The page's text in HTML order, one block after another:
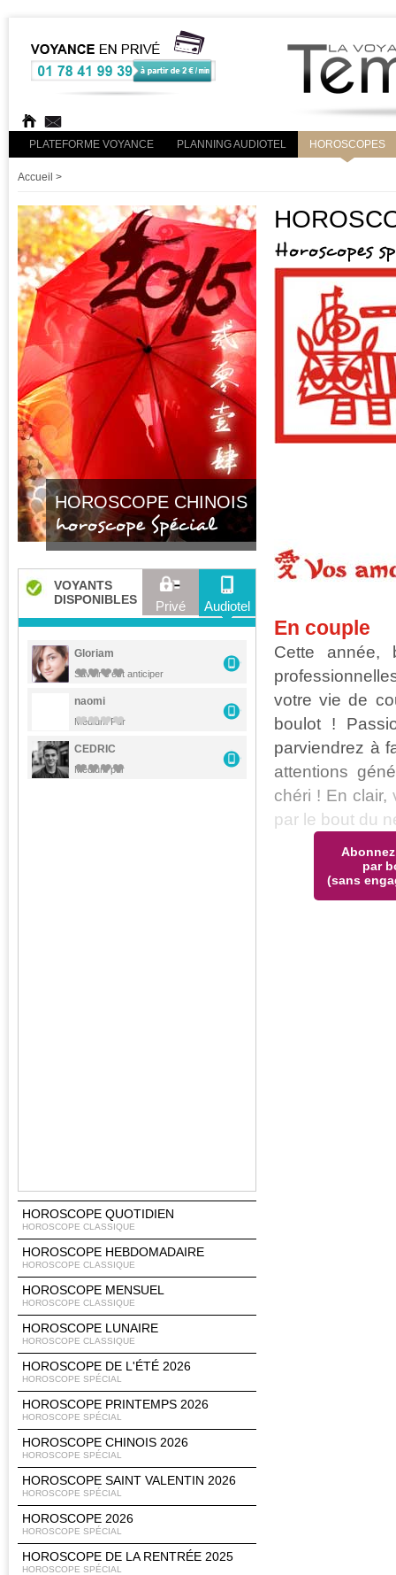
PLATEFORME VOYANCE PLANNING AUDIOTEL HOROSCOPES
Accueil >
HOROSCOPE CHINOIS
horoscope Spécial
VOYANTS
DISPONIBLES
Privé Audiotel
Gloriam
Savoir c'est anticiper
naomi
Médium Pur
CEDRIC
Médium pur
HOROSCOPE QUOTIDIEN
HOROSCOPE CLASSIQUE
HOROSCOPE HEBDOMADAIRE
HOROSCOPE CLASSIQUE
HOROSCOPE MENSUEL
HOROSCOPE CLASSIQUE
HOROSCOPE LUNAIRE
HOROSCOPE CLASSIQUE
HOROSCOPE DE L'ÉTÉ 2026
HOROSCOPE SPÉCIAL
HOROSCOPE PRINTEMPS 2026
HOROSCOPE SPÉCIAL
HOROSCOPE CHINOIS 2026
HOROSCOPE SPÉCIAL
HOROSCOPE SAINT VALENTIN 2026
HOROSCOPE SPÉCIAL
HOROSCOPE 2026
HOROSCOPE SPÉCIAL
HOROSCOPE DE LA RENTRÉE 2025
HOROSCOPE SPÉCIAL
Horoscopes
En couple
Cette année,
votre vie de
boulot !
parviendrez à
attentions
chéri ! En clair,
par le bout du
par
(sans